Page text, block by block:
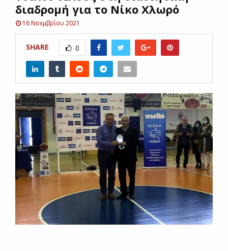
διαδρομή για το Νίκο Χλωρό
16 Νοεμβρίου 2021
SHARE 0